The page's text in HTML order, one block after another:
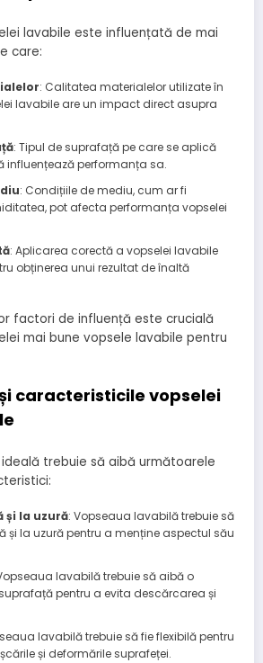
lavabile este influențată de mai
care:
: Calitatea materialelor utilizate în
lavabile are un impact direct asupra
: Tipul de suprafață pe care se aplică
influențează performanța sa.
: Condițiile de mediu, cum ar fi
pot afecta performanța vopselei
: Aplicarea corectă a vopselei lavabile
obținerea unui rezultat de înaltă
factori de influență este crucială
mai bune vopsele lavabile pentru
caracteristicile vopselei
trebuie să aibă următoarele
și la uzură: Vopseaua lavabilă trebuie să
și la uzură pentru a menține aspectul său
lavabilă trebuie să aibă o
pentru a evita descărcarea și
lavabilă trebuie să fie flexibilă pentru
și deformările suprafeței.